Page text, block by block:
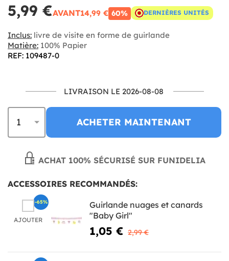
5,99 €AVANT14,99 € 60% DERNIÈRES UNITÉS
Inclus: livre de visite en forme de guirlande
Matière: 100% Papier
REF: 109487-0
LIVRAISON LE 2026-08-08
ACHETER MAINTENANT
ACHAT 100% SÉCURISÉ SUR FUNIDELIA
ACCESSOIRES RECOMMANDÉS:
AJOUTER
Guirlande nuages et canards
"Baby Girl"
1,05 € 2,99 €
-65%